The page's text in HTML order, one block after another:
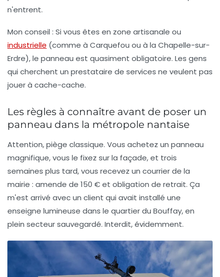
n'entrent.
Mon conseil : Si vous êtes en zone artisanale ou
industrielle (comme à Carquefou ou à la Chapelle-sur-
Erdre), le panneau est quasiment obligatoire. Les gens
qui cherchent un prestataire de services ne veulent pas
jouer à cache-cache.
Les règles à connaître avant de poser un
panneau dans la métropole nantaise
Attention, piège classique. Vous achetez un panneau
magnifique, vous le fixez sur la façade, et trois
semaines plus tard, vous recevez un courrier de la
mairie : amende de 150 € et obligation de retrait. Ça
m'est arrivé avec un client qui avait installé une
enseigne lumineuse dans le quartier du Bouffay, en
plein secteur sauvegardé. Interdit, évidemment.